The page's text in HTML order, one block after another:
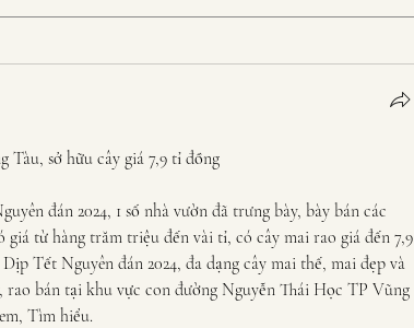
Tàu, sở hữu cây giá 7,9 tỉ đồng
đán 2024, 1 số nhà vườn đã trưng bày, bày bán các
giá từ hàng trăm triệu đến vài tỉ, có cây mai rao giá đến 7,9
Dịp Tết Nguyên đán 2024, đa dạng cây mai thế, mai đẹp và
bán tại khu vực con đường Nguyễn Thái Học TP Vũng
Tìm hiểu.